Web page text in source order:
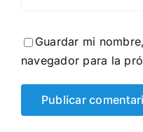
Guardar mi
navegador para la